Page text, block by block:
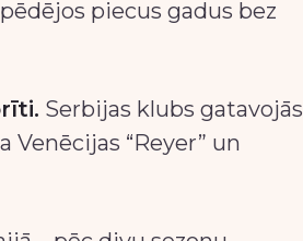
piecus gadus bez
Serbijas klubs gatavojās
“Reyer” un